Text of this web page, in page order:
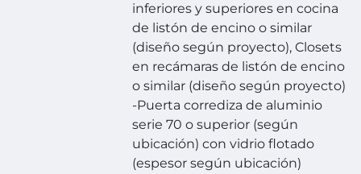
inferiores y superiores en cocina
de listón de encino o similar
(diseño según proyecto), Closets
en recámaras de listón de encino
o similar (diseño según proyecto)
-Puerta corrediza de aluminio
serie 70 o superior (según
ubicación) con vidrio flotado
(espesor según ubicación)